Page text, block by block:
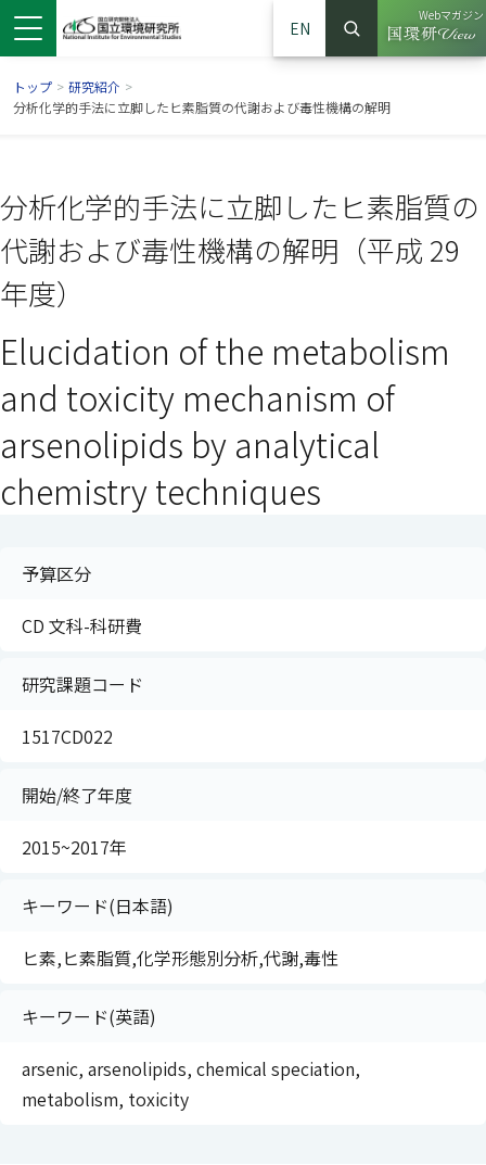
ドウで開きます）
ンドウで開きます）
ウインドウで開きます）
EN
サイト内検索
検索
Webマガジン
（別ウイ
トップ > 研究紹介 >
分析化学的手法に立脚したヒ素脂質の代謝および毒性機構の解明
分析化学的手法に立脚したヒ素脂質の
代謝および毒性機構の解明（平成 29
年度）
Elucidation of the metabolism
and toxicity mechanism of
arsenolipids by analytical
chemistry techniques
予算区分
CD 文科-科研費
研究課題コード
1517CD022
開始/終了年度
2015~2017年
キーワード(日本語)
ヒ素,ヒ素脂質,化学形態別分析,代謝,毒性
キーワード(英語)
arsenic, arsenolipids, chemical speciation,
metabolism, toxicity